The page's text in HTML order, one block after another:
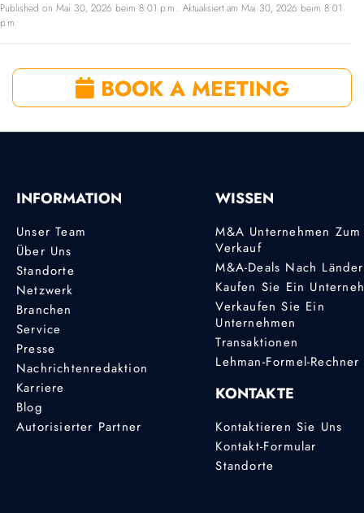
Published on Mai 30, 2026 beim 8:01 p.m.. Aktualisiert am Mai 30, 2026 beim 8:01
p.m.
BOOK A MEETING
INFORMATION
Unser Team
Über Uns
Standorte
Netzwerk
Branchen
Service
Presse
Nachrichtenredaktion
Karriere
Blog
Autorisierter Partner
WISSEN
M&A Unternehmen Zum
Verkauf
M&A-Deals Nach
Kaufen Sie Ein
Verkaufen Sie Ein
Unternehmen
Transaktionen
Lehman-Formel-Rechner
KONTAKTE
Kontaktieren Sie Uns
Kontakt-Formular
Standorte